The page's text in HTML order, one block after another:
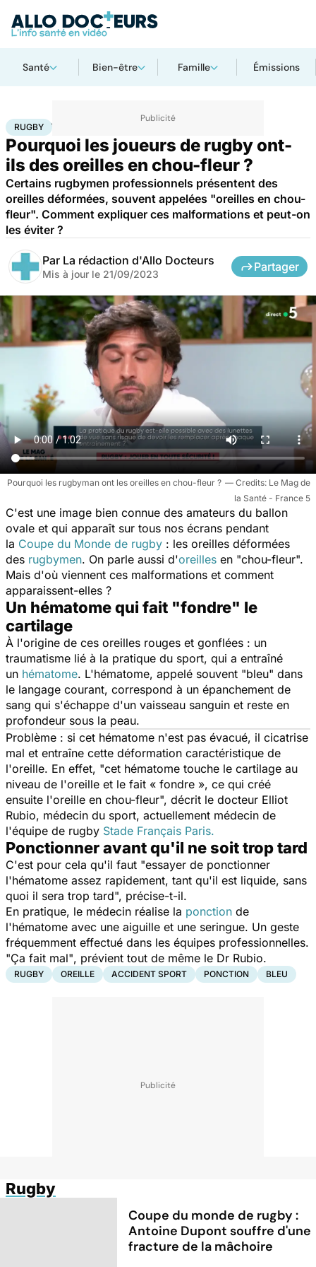
Santé Bien-être Famille Émissions
AccueilBien-être Rugby
RUGBY
Pourquoi les joueurs de rugby ont-
ils des oreilles en chou-fleur ?
Certains rugbymen professionnels présentent des
oreilles déformées, souvent appelées "oreilles en chou-
fleur". Comment expliquer ces malformations et peut-on
les éviter ?
Par La rédaction d'Allo Docteurs
Mis à jour le 21/09/2023
Partager
Pourquoi les rugbyman ont les oreilles en chou-fleur ?
Le Mag de
la Santé - France 5
C'est une image bien connue des amateurs du ballon
ovale et qui apparaît sur tous nos écrans pendant
la Coupe du Monde de rugby : les oreilles déformées
des rugbymen. On parle aussi d'oreilles en "chou-fleur".
Mais d'où viennent ces malformations et comment
apparaissent-elles ?
Un hématome qui fait "fondre" le
cartilage
À l'origine de ces oreilles rouges et gonflées : un
traumatisme lié à la pratique du sport, qui a entraîné
un hématome. L'hématome, appelé souvent "bleu" dans
le langage courant, correspond à un épanchement de
sang qui s'échappe d'un vaisseau sanguin et reste en
profondeur sous la peau.
Problème : si cet hématome n'est pas évacué, il cicatrise
mal et entraîne cette déformation caractéristique de
l'oreille. En effet, "cet hématome touche le cartilage au
niveau de l'oreille et le fait « fondre », ce qui créé
ensuite l'oreille en chou-fleur", décrit le docteur Elliot
Rubio, médecin du sport, actuellement médecin de
l'équipe de rugby Stade Français Paris.
Ponctionner avant qu'il ne soit trop tard
C'est pour cela qu'il faut "essayer de ponctionner
l'hématome assez rapidement, tant qu'il est liquide, sans
quoi il sera trop tard", précise-t-il.
En pratique, le médecin réalise la ponction de
l'hématome avec une aiguille et une seringue. Un geste
fréquemment effectué dans les équipes professionnelles.
"Ça fait mal", prévient tout de même le Dr Rubio.
RUGBY OREILLE ACCIDENT SPORT PONCTION BLEU
Rugby
Coupe du monde de rugby :
Antoine Dupont souffre d'une
fracture de la mâchoire